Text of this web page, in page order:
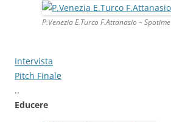
P.Venezia E.Turco F.Attanasio – Spotime
Intervista
Pitch Finale
..
Educere